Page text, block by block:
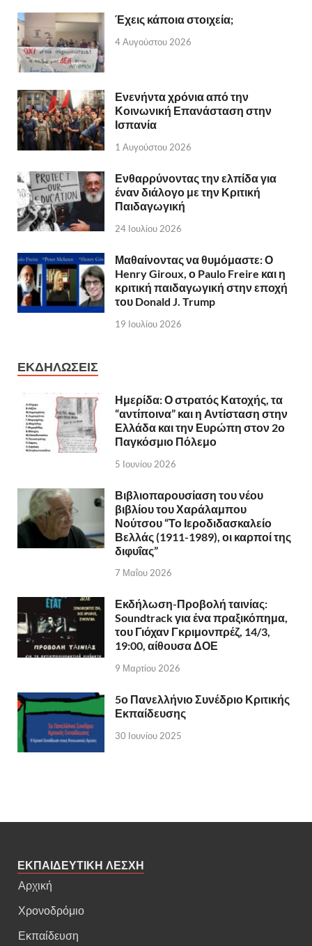
Έχεις κάποια στοιχεία;
4 Αυγούστου 2026
Ενενήντα χρόνια από την
Κοινωνική Επανάσταση στην
Ισπανία
1 Αυγούστου 2026
Ενθαρρύνοντας την ελπίδα για
έναν διάλογο με την Κριτική
Παιδαγωγική
24 Ιουλίου 2026
Μαθαίνοντας να θυμόμαστε: Ο
Henry Giroux, ο Paulo Freire και η
κριτική παιδαγωγική στην εποχή
του Donald J. Trump
19 Ιουλίου 2026
ΕΚΔΗΛΩΣΕΙΣ
Ημερίδα: Ο στρατός Κατοχής, τα
“αντίποινα” και η Αντίσταση στην
Ελλάδα και την Ευρώπη στον 2ο
Παγκόσμιο Πόλεμο
5 Ιουνίου 2026
Βιβλιοπαρουσίαση του νέου
βιβλίου του Χαράλαμπου
Νούτσου “Το Ιεροδιδασκαλείο
Βελλάς (1911-1989), οι καρποί της
διφυΐας”
7 Μαΐου 2026
Εκδήλωση-Προβολή ταινίας:
Soundtrack για ένα πραξικόπημα,
του Γιόχαν Γκριμονπρέζ, 14/3,
19:00, αίθουσα ΔΟΕ
9 Μαρτίου 2026
5ο Πανελλήνιο Συνέδριο Κριτικής
Εκπαίδευσης
30 Ιουνίου 2025
ΕΚΠΑΙΔΕΥΤΙΚΗ ΛΕΣΧΗ
Αρχική
Χρονοδρόμιο
Εκπαίδευση